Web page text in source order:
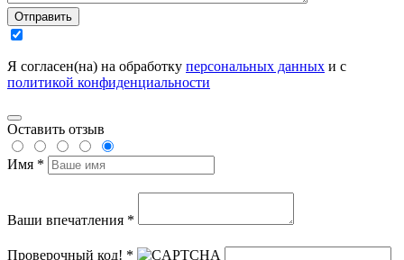
Отправить
Я согласен(на) на обработку персональных данных и с
политикой конфиденциальности
Оставить отзыв
Имя *
Ваши впечатления *
Проверочный код! *